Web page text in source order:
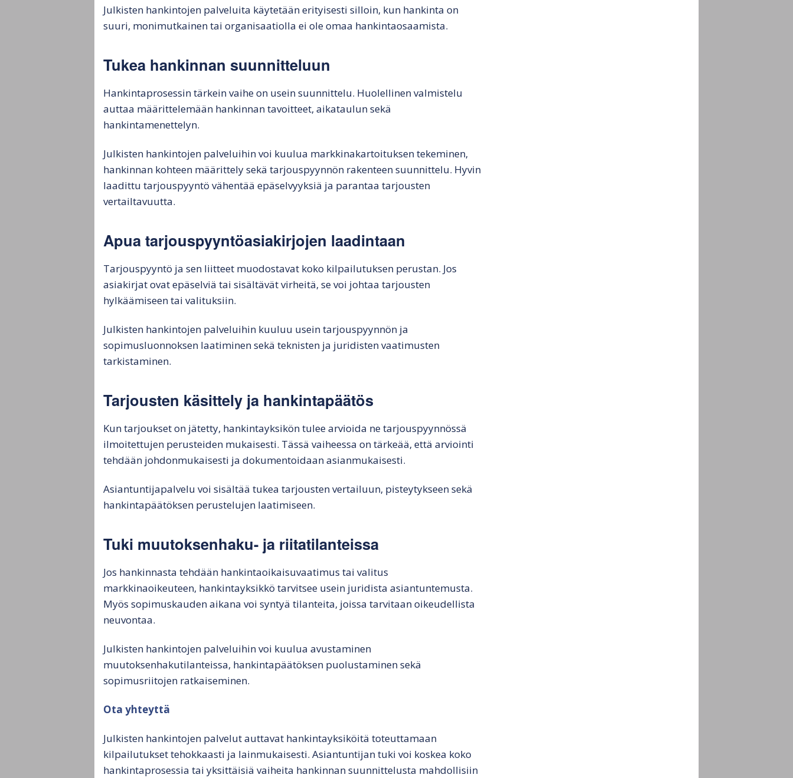
Julkisten hankintojen palveluita käytetään erityisesti silloin, kun hankinta on
suuri, monimutkainen tai organisaatiolla ei ole omaa hankintaosaamista.
Tukea hankinnan suunnitteluun
Hankintaprosessin tärkein vaihe on usein suunnittelu. Huolellinen valmistelu
auttaa määrittelemään hankinnan tavoitteet, aikataulun sekä
hankintamenettelyn.
Julkisten hankintojen palveluihin voi kuulua markkinakartoituksen tekeminen,
hankinnan kohteen määrittely sekä tarjouspyynnön rakenteen suunnittelu. Hyvin
laadittu tarjouspyyntö vähentää epäselvyyksiä ja parantaa tarjousten
vertailtavuutta.
Apua tarjouspyyntöasiakirjojen laadintaan
Tarjouspyyntö ja sen liitteet muodostavat koko kilpailutuksen perustan. Jos
asiakirjat ovat epäselviä tai sisältävät virheitä, se voi johtaa tarjousten
hylkäämiseen tai valituksiin.
Julkisten hankintojen palveluihin kuuluu usein tarjouspyynnön ja
sopimusluonnoksen laatiminen sekä teknisten ja juridisten vaatimusten
tarkistaminen.
Tarjousten käsittely ja hankintapäätös
Kun tarjoukset on jätetty, hankintayksikön tulee arvioida ne tarjouspyynnössä
ilmoitettujen perusteiden mukaisesti. Tässä vaiheessa on tärkeää, että arviointi
tehdään johdonmukaisesti ja dokumentoidaan asianmukaisesti.
Asiantuntijapalvelu voi sisältää tukea tarjousten vertailuun, pisteytykseen sekä
hankintapäätöksen perustelujen laatimiseen.
Tuki muutoksenhaku- ja riitatilanteissa
Jos hankinnasta tehdään hankintaoikaisuvaatimus tai valitus
markkinaoikeuteen, hankintayksikkö tarvitsee usein juridista asiantuntemusta.
Myös sopimuskauden aikana voi syntyä tilanteita, joissa tarvitaan oikeudellista
neuvontaa.
Julkisten hankintojen palveluihin voi kuulua avustaminen
muutoksenhakutilanteissa, hankintapäätöksen puolustaminen sekä
sopimusriitojen ratkaiseminen.
Ota yhteyttä
Julkisten hankintojen palvelut auttavat hankintayksiköitä toteuttamaan
kilpailutukset tehokkaasti ja lainmukaisesti. Asiantuntijan tuki voi koskea koko
hankintaprosessia tai yksittäisiä vaiheita hankinnan suunnittelusta mahdollisiin